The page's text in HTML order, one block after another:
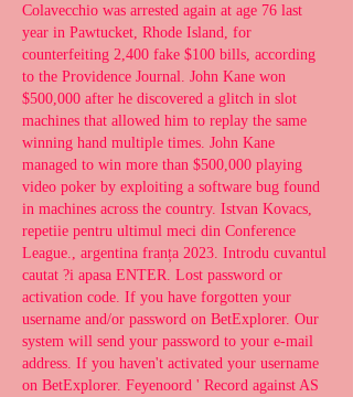
Colavecchio was arrested again at age 76 last
year in Pawtucket, Rhode Island, for
counterfeiting 2,400 fake $100 bills, according
to the Providence Journal. John Kane won
$500,000 after he discovered a glitch in slot
machines that allowed him to replay the same
winning hand multiple times. John Kane
managed to win more than $500,000 playing
video poker by exploiting a software bug found
in machines across the country. Istvan Kovacs,
repetiie pentru ultimul meci din Conference
League., argentina franța 2023. Introdu cuvantul
cautat ?i apasa ENTER. Lost password or
activation code. If you have forgotten your
username and/or password on BetExplorer. Our
system will send your password to your e-mail
address. If you haven't activated your username
on BetExplorer. Feyenoord ' Record against AS